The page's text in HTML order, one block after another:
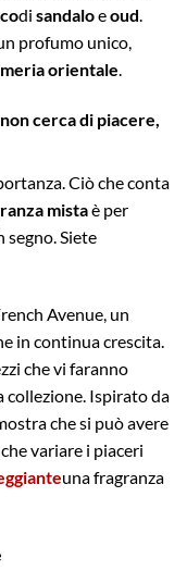
di sandaloeoud.
profumo unico,
orientale.
cerca di piacere,
Ciò che conta
mistaè per
segno. Siete
Avenue, un
in continua crescita.
che vi faranno
collezione. Ispirato da
che si può avere
variare i piaceri
una fragranza